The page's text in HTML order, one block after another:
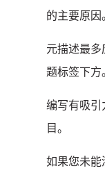
的主要原因
元描述最多
题标签下方
编写有吸引
目。
如果您未能